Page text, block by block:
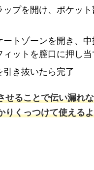
ップを開け、ポケッ
ートゾーンを開き、
ィットを膣口に押し当
引き抜いたら完了
せることで伝い漏れ
りくっつけて使える